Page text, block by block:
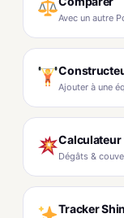
Avec un autre
Ajouter à une
Calculateur
Dégâts &
Tracker